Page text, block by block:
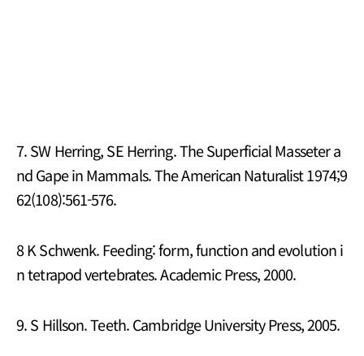
7. SW Herring, SE Herring. The Superficial Masseter a
nd Gape in Mammals. The American Naturalist 1974;9
62(108):561-576.
8 K Schwenk. Feeding: form, function and evolution i
n tetrapod vertebrates. Academic Press, 2000.
9. S Hillson. Teeth. Cambridge University Press, 2005.